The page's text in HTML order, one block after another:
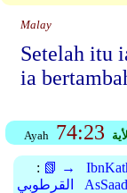
Malay
Setelah itu
ia
Ayah 74:23 الأية
: 📗 →
القرطوبي